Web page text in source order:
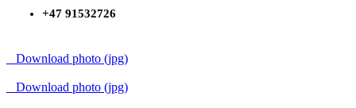
+47 91532726
Download photo (jpg)
Download photo (jpg)